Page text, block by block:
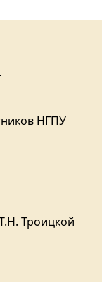
НГПУ
Троицкой